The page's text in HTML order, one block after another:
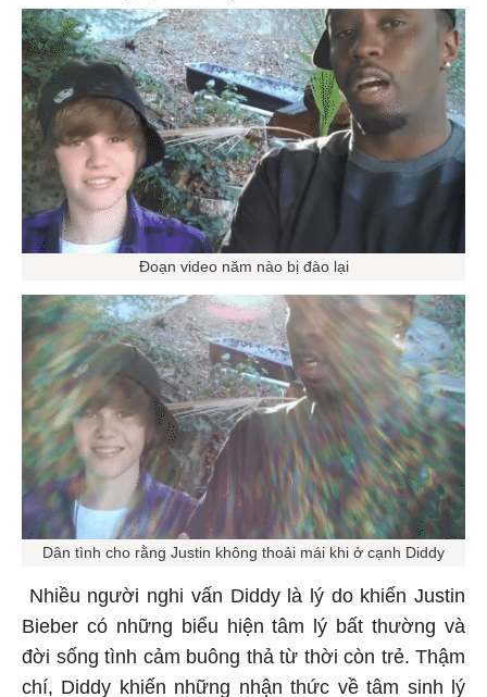
Đoạn video năm nào bị đào lại
Dân tình cho rằng Justin không thoải mái khi ở cạnh Diddy
Nhiều người nghi vấn Diddy là lý do khiến Justin
Bieber có những biểu hiện tâm lý bất thường và
đời sống tình cảm buông thả từ thời còn trẻ. Thậm
chí, Diddy khiến những nhận thức về tâm sinh lý